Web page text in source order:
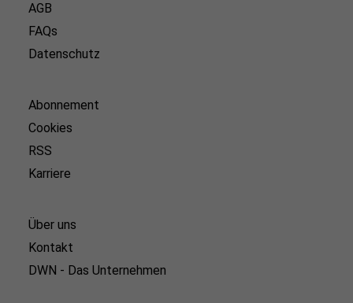
AGB
FAQs
Datenschutz
Abonnement
Cookies
RSS
Karriere
Über uns
Kontakt
DWN - Das Unternehmen